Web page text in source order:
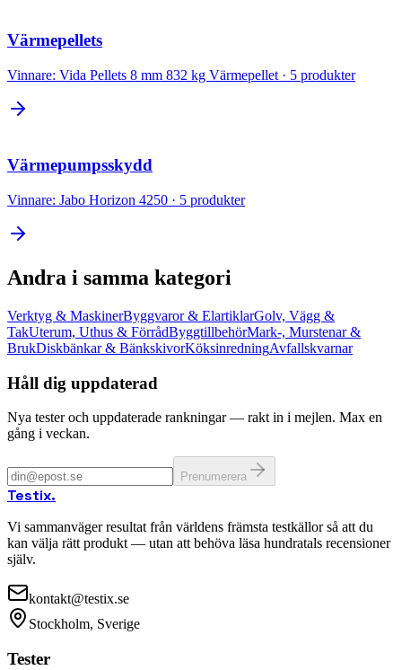
Värmepellets
Vinnare: Vida Pellets 8 mm 832 kg Värmepellet · 5 produkter
Värmepumpsskydd
Vinnare: Jabo Horizon 4250 · 5 produkter
Andra i samma kategori
Verktyg & MaskinerByggvaror & ElartiklarGolv, Vägg &
TakUterum, Uthus & FörrådByggtillbehörMark-, Murstenar &
BrukDiskbänkar & BänkskivorKöksinredningAvfallskvarnar
Håll dig uppdaterad
Nya tester och uppdaterade rankningar — rakt in i mejlen. Max en
gång i veckan.
Prenumerera
Testix.
Vi sammanväger resultat från världens främsta testkällor så att du
kan välja rätt produkt — utan att behöva läsa hundratals recensioner
själv.
kontakt@testix.se
Stockholm, Sverige
Tester